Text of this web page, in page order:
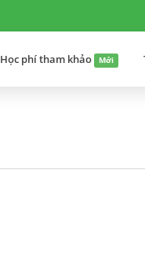
Học phí tham khảo Mới